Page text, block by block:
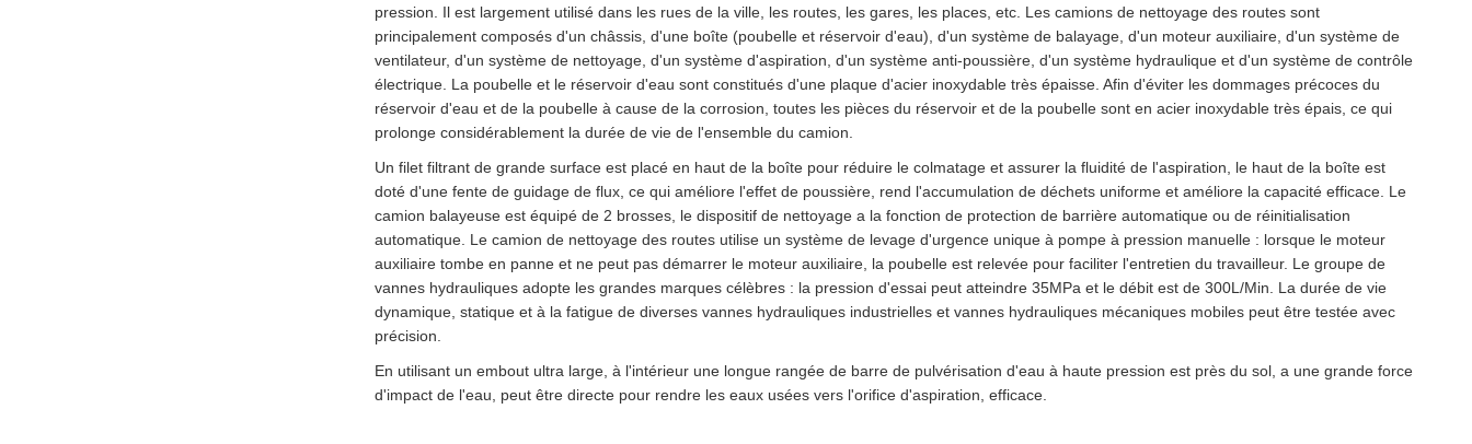
pression. Il est largement utilisé dans les rues de la ville, les routes, les gares, les places, etc. Les camions de nettoyage des routes sont
principalement composés d'un châssis, d'une boîte (poubelle et réservoir d'eau), d'un système de balayage, d'un moteur auxiliaire, d'un système de
ventilateur, d'un système de nettoyage, d'un système d'aspiration, d'un système anti-poussière, d'un système hydraulique et d'un système de contrôle
électrique. La poubelle et le réservoir d'eau sont constitués d'une plaque d'acier inoxydable très épaisse. Afin d'éviter les dommages précoces du
réservoir d'eau et de la poubelle à cause de la corrosion, toutes les pièces du réservoir et de la poubelle sont en acier inoxydable très épais, ce qui
prolonge considérablement la durée de vie de l'ensemble du camion.
Un filet filtrant de grande surface est placé en haut de la boîte pour réduire le colmatage et assurer la fluidité de l'aspiration, le haut de la boîte est
doté d'une fente de guidage de flux, ce qui améliore l'effet de poussière, rend l'accumulation de déchets uniforme et améliore la capacité efficace. Le
camion balayeuse est équipé de 2 brosses, le dispositif de nettoyage a la fonction de protection de barrière automatique ou de réinitialisation
automatique. Le camion de nettoyage des routes utilise un système de levage d'urgence unique à pompe à pression manuelle : lorsque le moteur
auxiliaire tombe en panne et ne peut pas démarrer le moteur auxiliaire, la poubelle est relevée pour faciliter l'entretien du travailleur. Le groupe de
vannes hydrauliques adopte les grandes marques célèbres : la pression d'essai peut atteindre 35MPa et le débit est de 300L/Min. La durée de vie
dynamique, statique et à la fatigue de diverses vannes hydrauliques industrielles et vannes hydrauliques mécaniques mobiles peut être testée avec
précision.
En utilisant un embout ultra large, à l'intérieur une longue rangée de barre de pulvérisation d'eau à haute pression est près du sol, a une grande force
d'impact de l'eau, peut être directe pour rendre les eaux usées vers l'orifice d'aspiration, efficace.